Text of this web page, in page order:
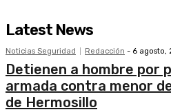
Latest News
Noticias Seguridad Redacción - 6 agosto,
Detienen a hombre por
armada contra menor
de Hermosillo